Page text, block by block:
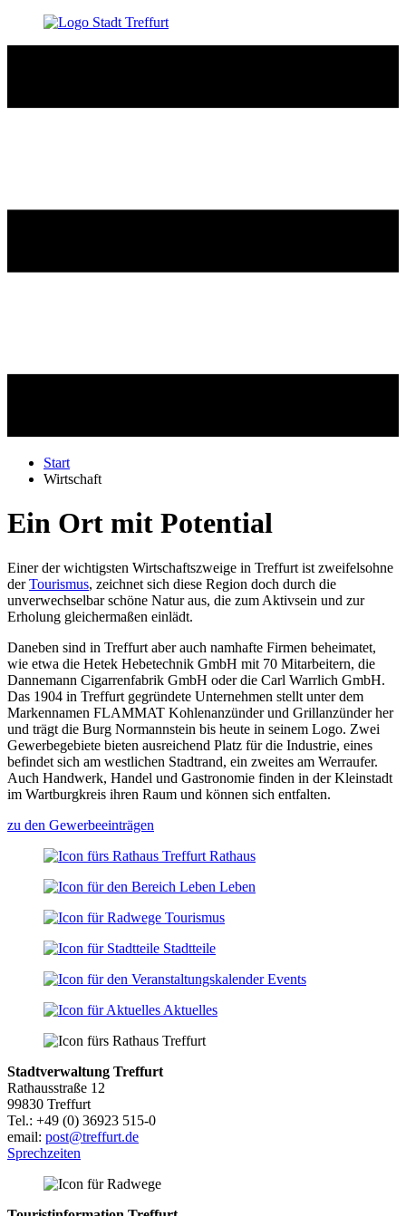
Start
Wirtschaft
Ein Ort mit Potential
Einer der wichtigsten Wirtschaftszweige in Treffurt ist zweifelsohne
derTourismus, zeichnet sich diese Region doch durch die
unverwechselbar schöne Natur aus, die zum Aktivsein und zur
Erholung gleichermaßen einlädt.
Daneben sind in Treffurt aber auch namhafte Firmen beheimatet,
wie etwa die Hetek Hebetechnik GmbH mit 70 Mitarbeitern, die
Dannemann Cigarrenfabrik GmbH oder die Carl Warrlich GmbH.
Das 1904 in Treffurt gegründete Unternehmen stellt unter dem
Markennamen FLAMMAT Kohlenanzünder und Grillanzünder her
und trägt die Burg Normannstein bis heute in seinem Logo. Zwei
Gewerbegebiete bieten ausreichend Platz für die Industrie, eines
befindet sich am westlichen Stadtrand, ein zweites am Werraufer.
Auch Handwerk, Handel und Gastronomie finden in der Kleinstadt
im Wartburgkreis ihren Raum und können sich entfalten.
zu den Gewerbeeinträgen
Rathaus
Leben
Tourismus
Stadtteile
Events
Aktuelles
Stadtverwaltung Treffurt
Rathausstraße 12
99830 Treffurt
Tel.: +49 (0) 36923 515-0
email: post@treffurt.de
Sprechzeiten